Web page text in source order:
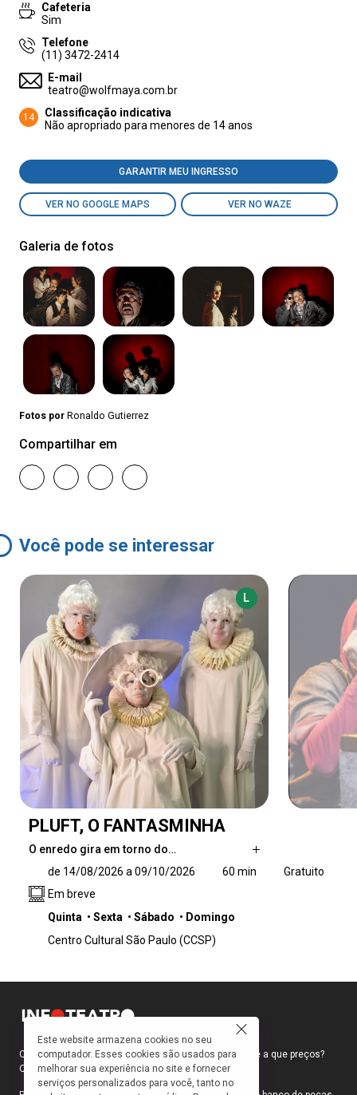
Cafeteria
Sim
Telefone
(11) 3472-2414
E-mail
teatro@wolfmaya.com.br
14
Classificação indicativa
Não apropriado para menores de 14 anos
GARANTIR MEU INGRESSO
VER NO GOOGLE MAPS VER NO WAZE
Galeria de fotos
Fotos por Ronaldo Gutierrez
Compartilhar em
Você pode se interessar
L
PLUFT, O FANTASMINHA
O enredo gira em torno do…
Maribel pelo malvado pirata Perna-de-Pau,
que a esconde no sótão de uma velha casa
abandonada para forçá-la a revelar a
local que vive Pluft com sua mãe — famosa
Gerúndio, que passa o dia dormindo em um
precisará superar o seu pavor de pessoas para
de 14/08/2026 a 09/10/2026 60 min
Gratuito
Em breve
Quinta
Sexta Sábado
Domingo
Centro Cultural São Paulo (CCSP)
Como faço para ir ao teatro? Onde compro ingressos e a que preços?
Quais peças estão em cartaz?
Este website armazena cookies no seu
computador. Esses cookies são usados para
melhorar sua experiência no site e fornecer
serviços personalizados para você, tanto no